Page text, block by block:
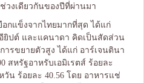
วงเดียวกันของปีที่ผ่านมา
กแข็งจากไทยมากที่สุด ได้แก่
ยิปต์ และแคนาดา คิดเป็นสัดส่วน
ารขยายตัวสูง ได้แก่ อาร์เจนตินา
สหรัฐอาหรับเอมิเรตส์ ร้อยละ
วัน ร้อยละ 40.56 โดย อาหารแช่